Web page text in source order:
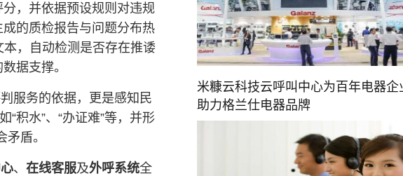
，并依据预设规则对违规
的质检报告与问题分布热
，自动检测是否存在推诿
据支撑。
服务的依据，更是感知民
积水”、“办证难”等，并形
盾。
、 在线客服及外呼系统全
米糠云科技云呼叫中心为百年电器企
助力格兰仕电器品牌